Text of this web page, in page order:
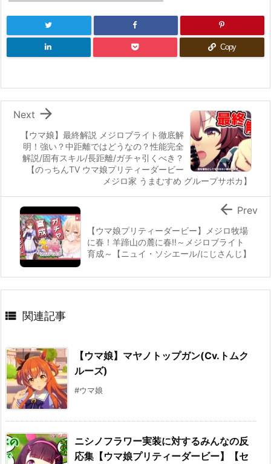
Copy
【ウマ娘】最終解説 メジロブライト徹底解
明！強い？中距離ではどうなの？性能完全
解説/固有スキル/長距離/ガチャ引くべき？
【のっちんTV ウマ娘プリティーダービー
メジロ家 うまむすめ グループサポカ】

Next
【ウマ娘プリティーダービー】メジロ牧場
に春！羊蹄山の麓に春!!～メジロブライト
育成～【ニュイ・ソシエール/にじさんじ】
 Prev
 関連記事
【ウマ娘】マヤノトップガン(Cv.トムク
ルーズ)
#ウマ娘
ニシノフラワー実装に対するみんなの反
応集【ウマ娘プリティーダービー】【セ